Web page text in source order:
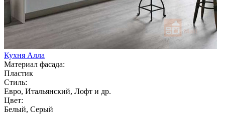
Кухня Алла
Материал фасада:
Пластик
Стиль:
Евро, Итальянский, Лофт и др.
Цвет:
Белый, Серый